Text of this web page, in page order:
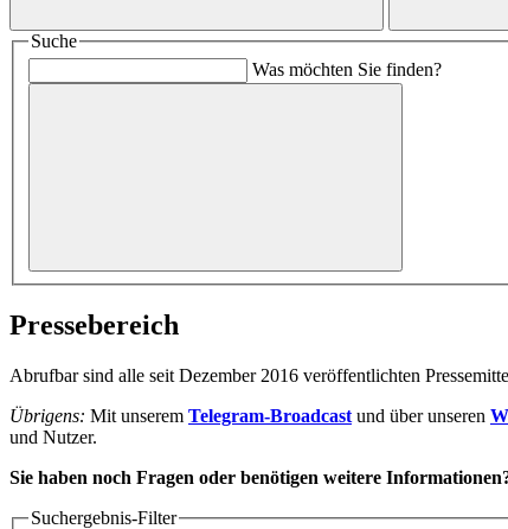
Suche
Was möchten Sie finden?
Pressebereich
Abrufbar sind alle seit Dezember 2016 veröffentlichten
Übrigens: Mit unserem Telegram-Broadcast und über unseren
und Nutzer.
Sie haben noch Fragen oder benötigen weitere
Suchergebnis-Filter